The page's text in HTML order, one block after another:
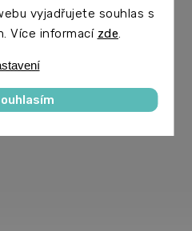
vyjadřujete souhlas s
Více informací zde